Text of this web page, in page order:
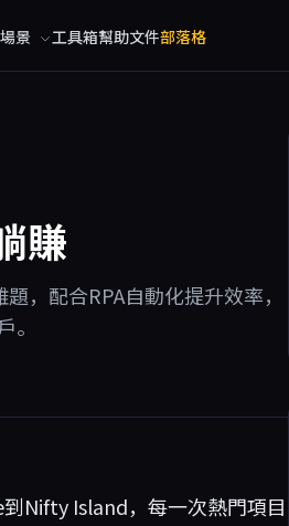
景 工具箱幫助文件部落格
賺
，配合RPA自動化提升效率，
Nifty Island，每一次熱門項目